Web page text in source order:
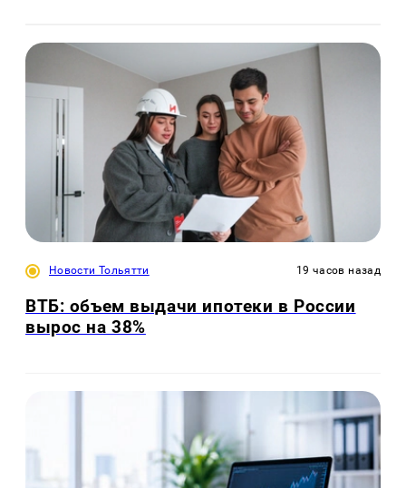
Новости Тольятти 19 часов назад
ВТБ: объем выдачи ипотеки в России
вырос на 38%